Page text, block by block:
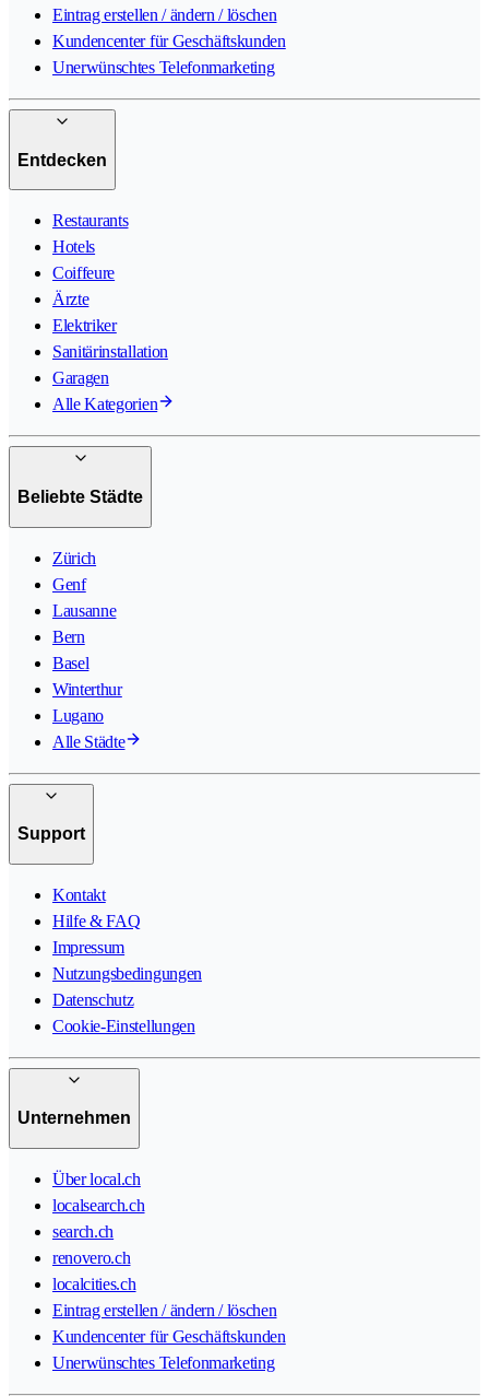
Eintrag erstellen / ändern / löschen
Kundencenter für Geschäftskunden
Unerwünschtes Telefonmarketing
Entdecken
Restaurants
Hotels
Coiffeure
Ärzte
Elektriker
Sanitärinstallation
Garagen
Alle Kategorien
Beliebte Städte
Zürich
Genf
Lausanne
Bern
Basel
Winterthur
Lugano
Alle Städte
Support
Kontakt
Hilfe & FAQ
Impressum
Nutzungsbedingungen
Datenschutz
Cookie-Einstellungen
Unternehmen
Über local.ch
localsearch.ch
search.ch
renovero.ch
localcities.ch
Eintrag erstellen / ändern / löschen
Kundencenter für Geschäftskunden
Unerwünschtes Telefonmarketing